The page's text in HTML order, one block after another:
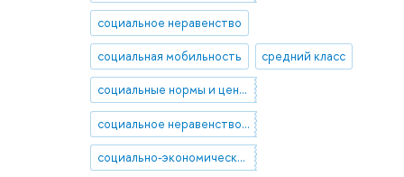
социальное неравенство
социальная мобильность средний класс
социальные нормы и ценности
социальное неравенство и мобильность
социально-экономическое неравенство